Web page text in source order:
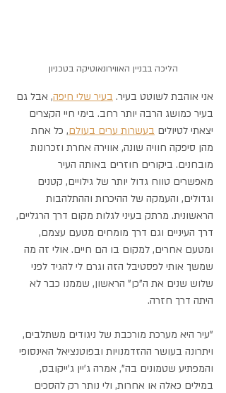
הליכה בבניין האווירונאוטיקה בטכניון
אני אוהבת לשוטט בעיר. בעיר שלי חיפה, אבל גם
בעיר כמושג הרבה יותר רחב. בימי חיי הקצרים
יצאתי לטיולים בעשרות ערים בעולם, כל אחת
מהן סיפקה חוויה שונה, אווירה אחרת וזכרונות
מובחנים. ביקורים חוזרים באותה העיר
מאפשרים טווח גדול יותר של גילויים, קטנים
וגדולים, והעמקה של ההיכרות וההתלהבות
הראשונית. מרתק בעיני לגלות מקום דרך הרגליים,
דרך העיניים וגם דרך מומחים מטעם עצמם,
ומטעם אחרים, למקום בו הם חיים. אולי זה מה
שמשך אותי לפסטיבל הזה וגרם לי להגיד לפני
שלוש שנים את ה"כן" הראשון, שממנו כבר לא
היתה דרך חזרה.
"עיר היא מערכת מורכבת של ניגודים משתלבים,
ויתרונה בעושר ההזדמנויות ובפוטנציאל האינסופי
והמפתיע שטמונים בה", אמרה ג'יין ג'ייקובס,
במילים כאלה או אחרות, ולי נותר רק להסכים